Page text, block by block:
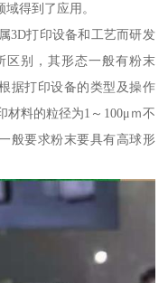
得到了应用。
3D打印设备和工艺而研发
区别，其形态一般有粉末
据打印设备的类型及操作
材料的粒径为1～100μｍ不
般要求粉末要具有高球形